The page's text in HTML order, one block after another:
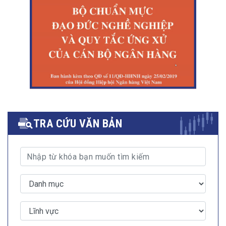
TRA CỨU VĂN BẢN